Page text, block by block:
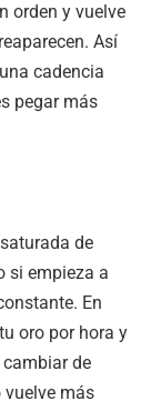
orden y vuelve
Así
cadencia
pegar más
de
si empieza a
En
oro por hora y
de
vuelve más